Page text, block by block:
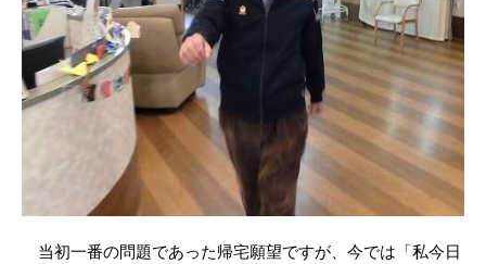
当初一番の問題であった帰宅願望ですが、今では「私今日